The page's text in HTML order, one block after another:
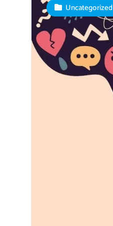
Uncategorized